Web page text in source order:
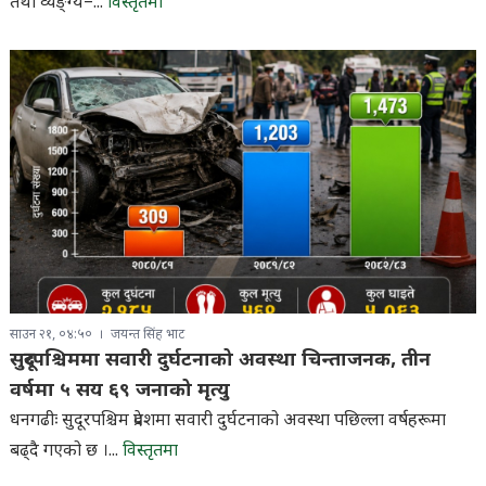
साउन २१, ०४:५० जयन्त सिंह भाट
सुदूरपश्चिममा सवारी दुर्घटनाको अवस्था चिन्ताजनक, तीन
वर्षमा ५ सय ६९ जनाको मृत्यु
धनगढीः सुदूरपश्चिम प्रदेशमा सवारी दुर्घटनाको अवस्था पछिल्ला वर्षहरूमा
बढ्दै गएको छ ।... विस्तृतमा